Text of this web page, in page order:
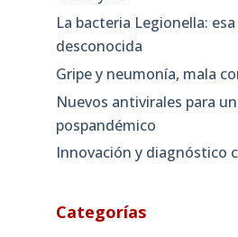
La bacteria Legionella:
desconocida
Gripe y neumonía, mala
Nuevos antivirales para
pospandémico
Innovación y diagnóstico
Categorías